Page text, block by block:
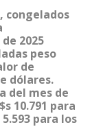
congelados
2025
peso
de
dólares.
del mes de
10.791 para
para los